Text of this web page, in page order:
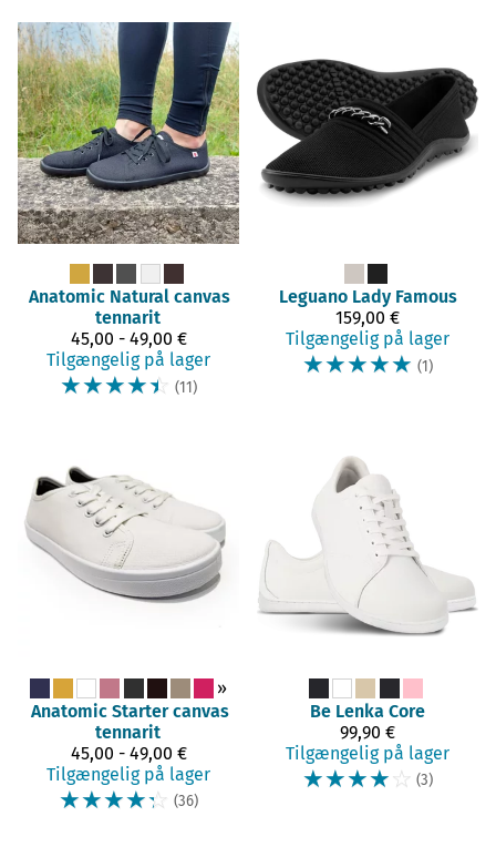
Anatomic Natural canvas
tennarit
45,00 - 49,00 €
Tilgængelig på lager
☆☆☆☆☆ (11)
Leguano Lady Famous
159,00 €
Tilgængelig på lager
☆☆☆☆☆ (1)
»
Anatomic Starter canvas
tennarit
45,00 - 49,00 €
Tilgængelig på lager
☆☆☆☆☆ (36)
Be Lenka Core
99,90 €
Tilgængelig på lager
☆☆☆☆☆ (3)